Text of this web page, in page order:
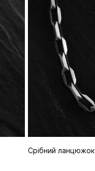
Срібний ланцюжок